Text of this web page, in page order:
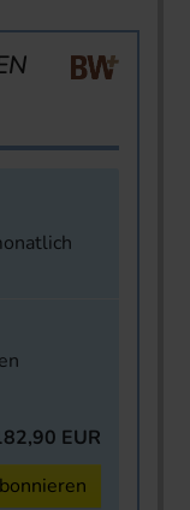
EUR